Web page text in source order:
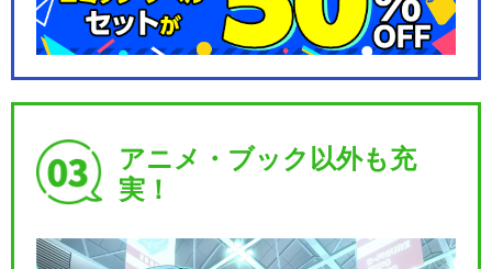
ーハイ篇～ヒートアッ…
ーハイ篇～箱根学園王…
舞台『弱虫ペダル』新インタ
アニメ・ブック以外も充
実！